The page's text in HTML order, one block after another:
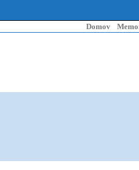
Domov